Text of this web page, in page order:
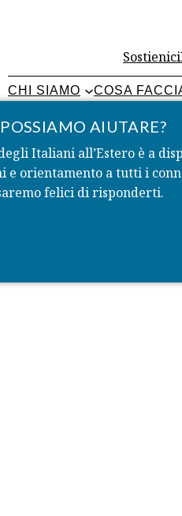
Sostienici
CHI SIAMO COSA
AIUTARE?
Italiani all’Estero è a
e orientamento a tutti i
felici di risponderti.